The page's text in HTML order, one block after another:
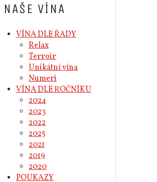
NAŠE VÍNA
VÍNA DLE ŘADY
Relax
Terroir
Unikátní vína
Numeri
VÍNA DLE ROČNÍKU
2024
2023
2022
2025
2021
2019
2020
POUKAZY